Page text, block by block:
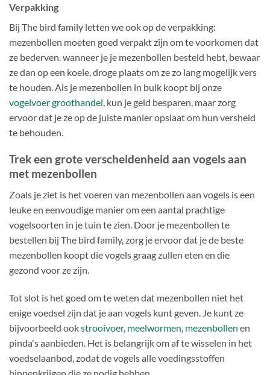
Verpakking
Bij The bird family letten we ook op de verpakking:
mezenbollen moeten goed verpakt zijn om te voorkomen dat
ze bederven. wanneer je je mezenbollen besteld hebt, bewaar
ze dan op een koele, droge plaats om ze zo lang mogelijk vers
te houden. Als je mezenbollen in bulk koopt bij onze
vogelvoer groothandel , kun je geld besparen, maar zorg
ervoor dat je ze op de juiste manier opslaat om hun versheid
te behouden.
Trek een grote verscheidenheid aan vogels aan
met mezenbollen
Zoals je ziet is het voeren van mezenbollen aan vogels is een
leuke en eenvoudige manier om een ​​aantal prachtige
vogelsoorten in je tuin te zien. Door je mezenbollen te
bestellen bij The bird family, zorg je ervoor dat je de beste
mezenbollen koopt die vogels graag zullen eten en die
gezond voor ze zijn.
Tot slot is het goed om te weten dat mezenbollen niet het
enige voedsel zijn dat je aan vogels kunt geven. Je kunt ze
bijvoorbeeld ookstrooivoer, meelwormen, mezenbollen en
pinda's aanbieden. Het is belangrijk om af te wisselen in het
voedselaanbod, zodat de vogels alle voedingsstoffen